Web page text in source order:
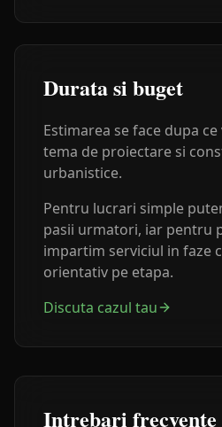
Durata si buget
Estimarea se face dupa
tema de proiectare si
urbanistice.
Pentru lucrari simple
pasii urmatori, iar pentru
impartim serviciul in faze
orientativ pe etapa.
Discuta cazul tau
Intrebari frecvente